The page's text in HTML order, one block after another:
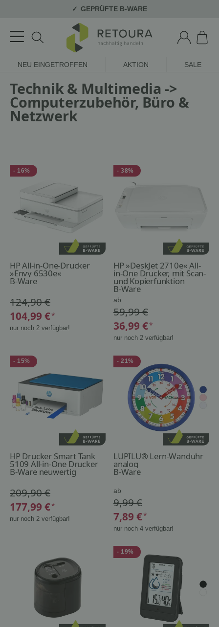
GEPRÜFTE B-WARE
NEU EINGETROFFEN AKTION SALE
Technik & Multimedia ->
Computerzubehör, Büro &
Netzwerk
- 16%
HP All-in-One-Drucker
»Envy 6530e«
B-Ware
124,90 €
104,99 €*
nur noch 2 verfügbar!
- 38%
HP »DeskJet 2710e« All-
in-One Drucker, mit Scan-
und Kopierfunktion
B-Ware
ab
59,99 €
36,99 €*
nur noch 2 verfügbar!
- 15%
HP Drucker Smart Tank
5109 All-in-One Drucker
B-Ware neuwertig
209,90 €
177,99 €*
nur noch 2 verfügbar!
- 21%
LUPILU® Lern-Wanduhr
analog
B-Ware
ab
9,99 €
7,89 €*
nur noch 4 verfügbar!
- 19%